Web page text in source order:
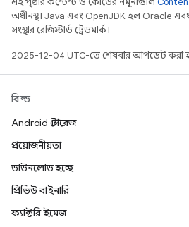
অধীনস্থ। Java এবং OpenJDK হল Oracle
সংস্থার রেজিস্টার্ড ট্রেডমার্ক।
2025-12-04 UTC-তে শেষবার আপডেট করা
বিল্ড
Android স্টোরেজ
প্রয়োজনীয়তা
ডাউনলোড হচ্ছে
প্রিভিউ বাইনারি
ফ্যাক্টরি ইমেজ